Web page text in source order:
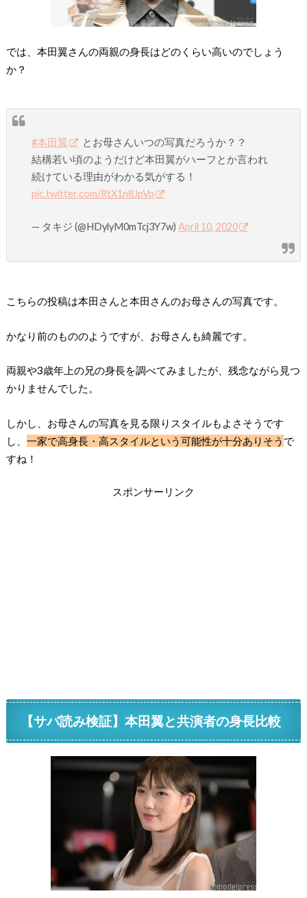
では、本田翼さんの両親の身長はどのくらい高いのでしょう
か？
#本田翼
とお母さんいつの写真だろうか？？
結構若い頃のようだけど本田翼がハーフとか言われ
続けている理由がわかる気がする！
pic.twitter.com/RtX1n8JpVp
— タキジ (@HDylyM0mTcj3Y7w)April 10, 2020
こちらの投稿は本田さんと本田さんのお母さんの写真です。
かなり前のもののようですが、お母さんも綺麗です。
両親や3歳年上の兄の身長を調べてみましたが、残念ながら見つ
かりませんでした。
しかし、お母さんの写真を見る限りスタイルもよさそうです
し、 一家で高身長・高スタイルという可能性が十分ありそう で
すね！
スポンサーリンク
【サバ読み検証】本田翼と共演者の身長比較